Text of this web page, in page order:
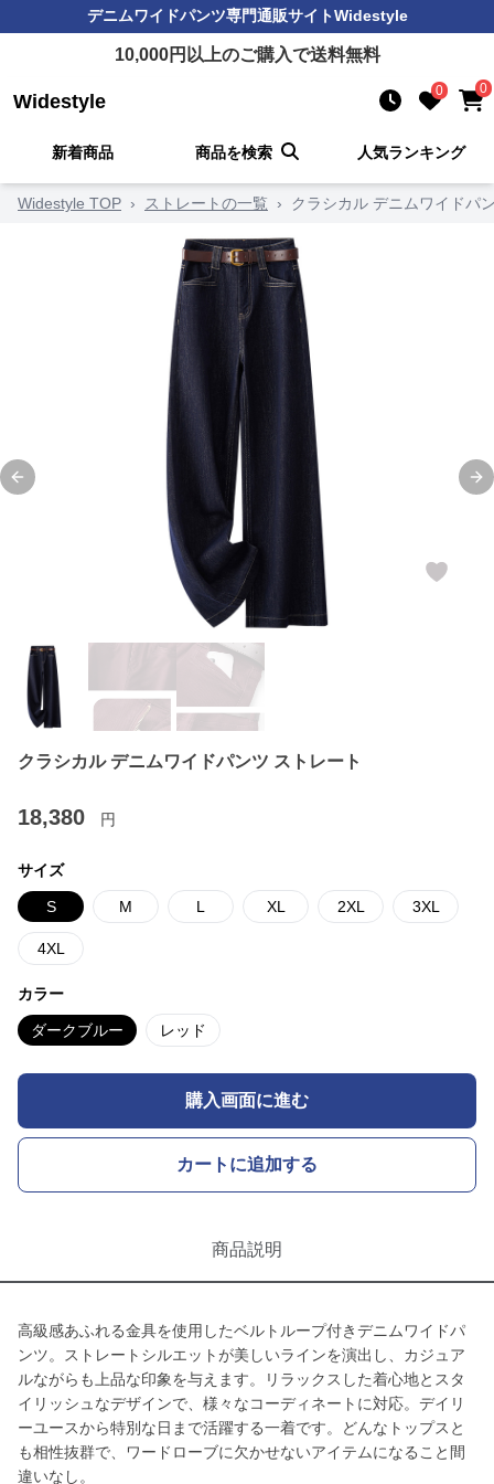
デニムワイドパンツ専門通販サイトWidestyle
10,000円以上のご購入で送料無料
Widestyle 0 0
新着商品 商品を検索 人気ランキング
Widestyle TOP › ストレートの一覧 › クラシカル デニムワイドパ
Previous slide
クラシカル デニムワイドパンツ ストレート
18,380 円
サイズ
S M L XL 2XL 3XL
4XL
カラー
ダークブルー レッド
購入画面に進む
カートに追加する
商品説明
高級感あふれる金具を使用したベルトループ付きデニムワイドパ
ンツ。ストレートシルエットが美しいラインを演出し、カジュア
ルながらも上品な印象を与えます。リラックスした着心地とスタ
イリッシュなデザインで、様々なコーディネートに対応。デイリ
ーユースから特別な日まで活躍する一着です。どんなトップスと
も相性抜群で、ワードローブに欠かせないアイテムになること間
違いなし。